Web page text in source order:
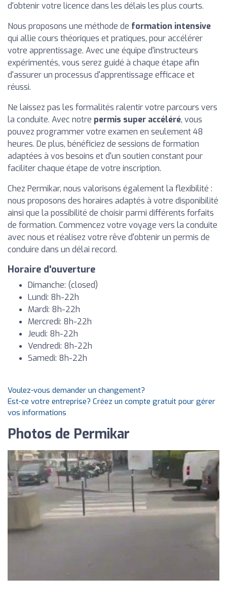
d'obtenir votre licence dans les délais les plus courts.
Nous proposons une méthode de formation intensive
qui allie cours théoriques et pratiques, pour accélérer
votre apprentissage. Avec une équipe d'instructeurs
expérimentés, vous serez guidé à chaque étape afin
d'assurer un processus d'apprentissage efficace et
réussi.
Ne laissez pas les formalités ralentir votre parcours vers
la conduite. Avec notre permis super accéléré, vous
pouvez programmer votre examen en seulement 48
heures. De plus, bénéficiez de sessions de formation
adaptées à vos besoins et d'un soutien constant pour
faciliter chaque étape de votre inscription.
Chez Permikar, nous valorisons également la flexibilité :
nous proposons des horaires adaptés à votre disponibilité
ainsi que la possibilité de choisir parmi différents forfaits
de formation. Commencez votre voyage vers la conduite
avec nous et réalisez votre rêve d'obtenir un permis de
conduire dans un délai record.
Horaire d'ouverture
Dimanche: (closed)
Lundi: 8h-22h
Mardi: 8h-22h
Mercredi: 8h-22h
Jeudi: 8h-22h
Vendredi: 8h-22h
Samedi: 8h-22h
Voulez-vous demander un changement?
Est-ce votre entreprise? Créez un compte gratuit pour gérer
vos informations
Photos de Permikar